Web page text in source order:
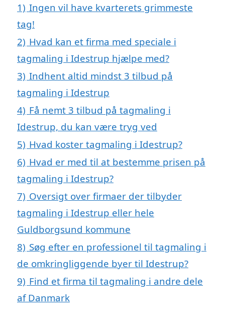
1) Ingen vil have kvarterets grimmeste
tag!
2) Hvad kan et firma med speciale i
tagmaling i Idestrup hjælpe med?
3) Indhent altid mindst 3 tilbud på
tagmaling i Idestrup
4) Få nemt 3 tilbud på tagmaling i
Idestrup, du kan være tryg ved
5) Hvad koster tagmaling i Idestrup?
6) Hvad er med til at bestemme prisen på
tagmaling i Idestrup?
7) Oversigt over firmaer der tilbyder
tagmaling i Idestrup eller hele
Guldborgsund kommune
8) Søg efter en professionel til tagmaling i
de omkringliggende byer til Idestrup?
9) Find et firma til tagmaling i andre dele
af Danmark